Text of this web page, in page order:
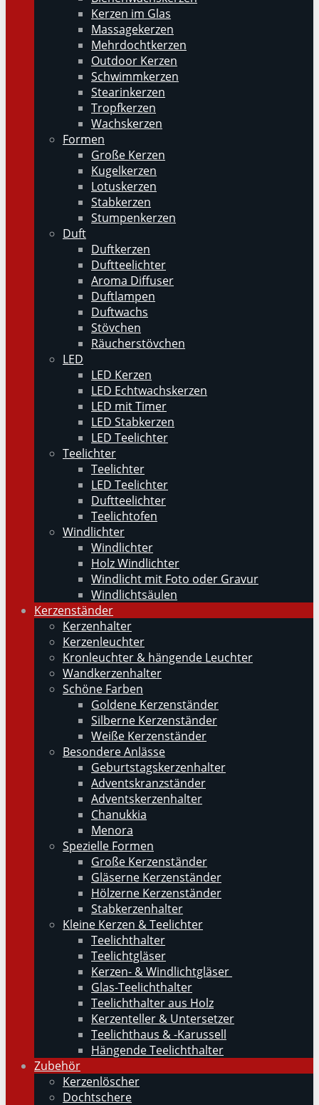
Kerzen im Glas
Massagekerzen
Mehrdochtkerzen
Outdoor Kerzen
Schwimmkerzen
Stearinkerzen
Tropfkerzen
Wachskerzen
Formen
Große Kerzen
Kugelkerzen
Lotuskerzen
Stabkerzen
Stumpenkerzen
Duft
Duftkerzen
Duftteelichter
Aroma Diffuser
Duftlampen
Duftwachs
Stövchen
Räucherstövchen
LED
LED Kerzen
LED Echtwachskerzen
LED mit Timer
LED Stabkerzen
LED Teelichter
Teelichter
Teelichter
LED Teelichter
Duftteelichter
Teelichtofen
Windlichter
Windlichter
Holz Windlichter
Windlicht mit Foto oder Gravur
Windlichtsäulen
Kerzenständer
Kerzenhalter
Kerzenleuchter
Kronleuchter & hängende Leuchter
Wandkerzenhalter
Schöne Farben
Goldene Kerzenständer
Silberne Kerzenständer
Weiße Kerzenständer
Besondere Anlässe
Geburtstagskerzenhalter
Adventskranzständer
Adventskerzenhalter
Chanukkia
Menora
Spezielle Formen
Große Kerzenständer
Gläserne Kerzenständer
Hölzerne Kerzenständer
Stabkerzenhalter
Kleine Kerzen & Teelichter
Teelichthalter
Teelichtgläser
Kerzen- & Windlichtgläser
Glas-Teelichthalter
Teelichthalter aus Holz
Kerzenteller & Untersetzer
Teelichthaus & -Karussell
Hängende Teelichthalter
Zubehör
Kerzenlöscher
Dochtschere